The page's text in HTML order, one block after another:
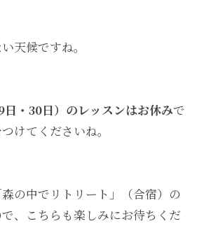
天候ですね。
・30日）のレッスンはお休みで
けてくださいね。
の中でリトリート」（合宿）の
、こちらも楽しみにお待ちくだ